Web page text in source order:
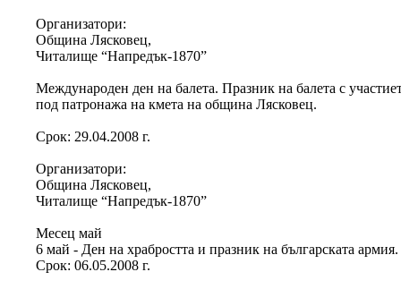
Организатори:
Община Лясковец,
Читалище “Напредък-1870”
Международен ден на балета. Празник на балета с
под патронажа на кмета на община Лясковец.
Срок: 29.04.2008 г.
Организатори:
Община Лясковец,
Читалище “Напредък-1870”
Месец май
6 май - Ден на храбростта и празник на българската
Срок: 06.05.2008 г.